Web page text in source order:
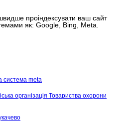
проіндексувати ваш сайт
як: Google, Bing, Meta.
система meta
організація Товариства охорони